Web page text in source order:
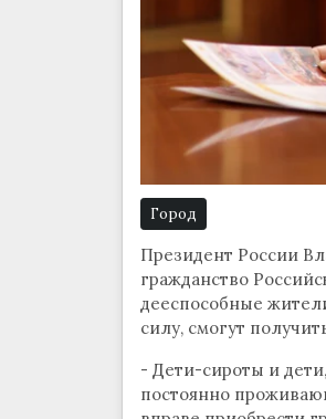
Город
Президент России
гражданство
дееспособные
силу, смогут
- Дети-сироты и
постоянно